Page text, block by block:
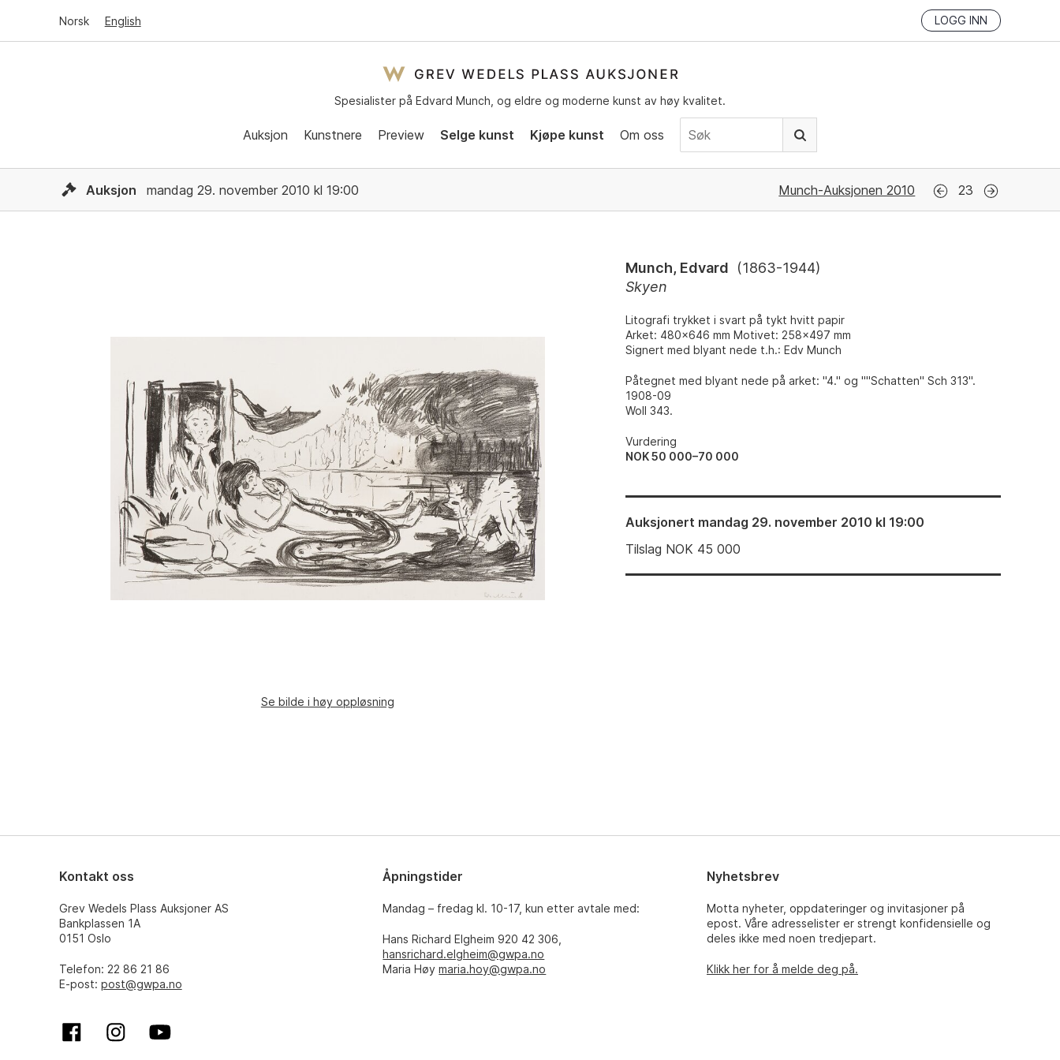
Norsk English LOGG INN
Spesialister på Edvard Munch, og eldre og moderne kunst av høy kvalitet.
Auksjon Kunstnere Preview Selge kunst Kjøpe kunst Om oss
Auksjon mandag 29. november 2010 kl 19:00 Munch-Auksjonen 2010 23
Se bilde i høy oppløsning
Munch, Edvard (1863-1944)
Skyen
Litografi trykket i svart på tykt hvitt papir
Arket: 480x646 mm Motivet: 258x497 mm
Signert med blyant nede t.h.: Edv Munch
Påtegnet med blyant nede på arket: "4." og ""Schatten" Sch 313".
1908-09
Woll 343.
Vurdering
NOK 50 000–70 000
Auksjonert mandag 29. november 2010 kl 19:00
Tilslag NOK 45 000
Kontakt oss
Grev Wedels Plass Auksjoner AS
Bankplassen 1A
0151 Oslo
Telefon: 22 86 21 86
E-post: post@gwpa.no
Åpningstider
Mandag – fredag kl. 10-17, kun etter avtale med:
Hans Richard Elgheim 920 42 306,
hansrichard.elgheim@gwpa.no
Maria Høymaria.hoy@gwpa.no
Nyhetsbrev
Motta nyheter, oppdateringer og invitasjoner på
epost. Våre adresselister er strengt konfidensielle og
deles ikke med noen tredjepart.
Klikk her for å melde deg på.